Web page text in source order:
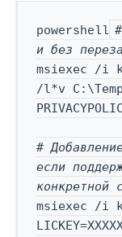
powershell
и без
msiexec /i
/l*v
#
если
конкретной
msiexec /i